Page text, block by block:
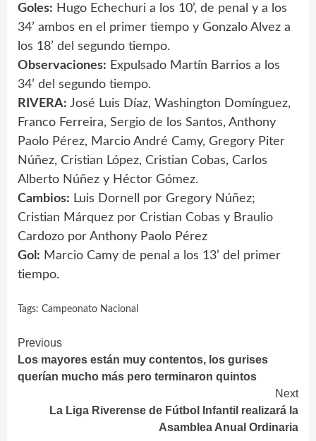
Goles: Hugo Echechuri a los 10’, de penal y a los
34’ ambos en el primer tiempo y Gonzalo Alvez a
los 18’ del segundo tiempo.
Observaciones: Expulsado Martín Barrios a los
34’ del segundo tiempo.
RIVERA: José Luis Díaz, Washington Domínguez,
Franco Ferreira, Sergio de los Santos, Anthony
Paolo Pérez, Marcio André Camy, Gregory Piter
Núñez, Cristian López, Cristian Cobas, Carlos
Alberto Núñez y Héctor Gómez.
Cambios: Luis Dornell por Gregory Núñez;
Cristian Márquez por Cristian Cobas y Braulio
Cardozo por Anthony Paolo Pérez
Gol: Marcio Camy de penal a los 13’ del primer
tiempo.
Tags: Campeonato Nacional
Continue
Reading
Previous
Los mayores están muy contentos, los gurises
querían mucho más pero terminaron quintos
Next
La Liga Riverense de Fútbol Infantil realizará la
Asamblea Anual Ordinaria